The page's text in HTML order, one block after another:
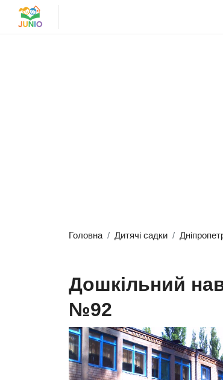
Головна Дитячі садки
Дошкільний
№92